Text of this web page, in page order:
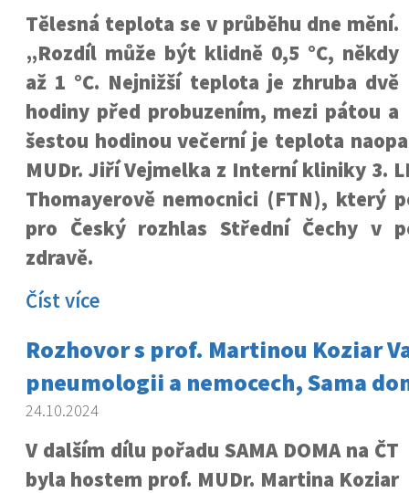
Tělesná teplota se v průběhu dne mění.
„Rozdíl může být klidně 0,5 °C, někdy
až 1 °C. Nejnižší teplota je zhruba dvě
hodiny před probuzením, mezi pátou a
šestou hodinou večerní je teplota
MUDr. Jiří Vejmelka z Interní kliniky 3.
Thomayerově nemocnici (FTN), který
pro Český rozhlas Střední Čechy v
zdravě.
Číst více
Rozhovor s prof. Martinou Koziar
pneumologii a nemocech, Sama
24.10.2024
V dalším dílu pořadu SAMA DOMA na ČT
byla hostem prof. MUDr. Martina Koziar